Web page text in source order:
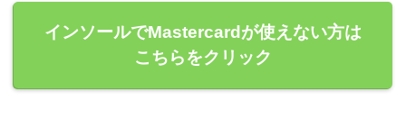
インソールでMastercardが使えない方は
こちらをクリック